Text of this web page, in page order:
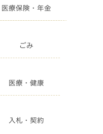
医療保険・年金
ごみ
医療・健康
入札・契約